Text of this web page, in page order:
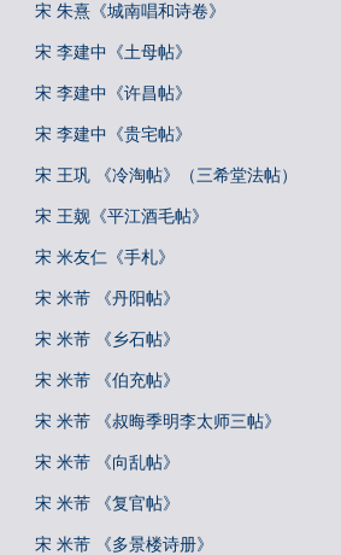
宋 朱熹《城南唱和诗卷》
宋 李建中《土母帖》
宋 李建中《许昌帖》
宋 李建中《贵宅帖》
宋 王巩 《冷淘帖》（三希堂法帖）
宋 王觌《平江酒毛帖》
宋 米友仁《手札》
宋 米芾 《丹阳帖》
宋 米芾 《乡石帖》
宋 米芾 《伯充帖》
宋 米芾 《叔晦季明李太师三帖》
宋 米芾 《向乱帖》
宋 米芾 《复官帖》
宋 米芾 《多景楼诗册》